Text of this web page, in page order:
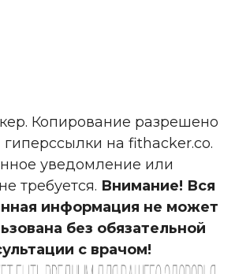
Копирование разрешено
на fithacker.co.
уведомление или
требуется. Внимание! Вся
информация не может
без обязательной
с врачом!